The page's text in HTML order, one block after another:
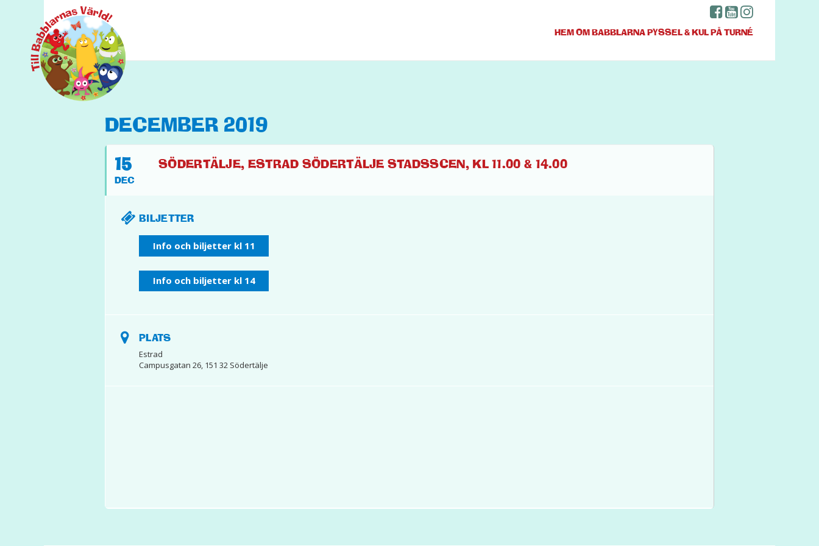
HEMOM BABBLARNAPYSSEL & KULPÅ TURNÉ
DECEMBER 2019
15
DEC
SÖDERTÄLJE, ESTRAD SÖDERTÄLJE STADSSCEN, KL 11.00 & 14.00
BILJETTER
Info och biljetter kl 11
Info och biljetter kl 14
PLATS
Estrad
Campusgatan 26, 151 32 Södertälje